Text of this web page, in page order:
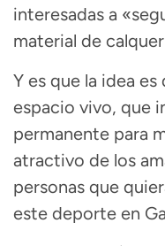
interesadas a
material de
Y es que la idea es
espacio vivo, que
permanente para
atractivo de los
personas que
este deporte en